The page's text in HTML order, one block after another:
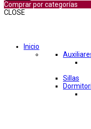
Comprar por categorías
CLOSE
Inicio
Sillas